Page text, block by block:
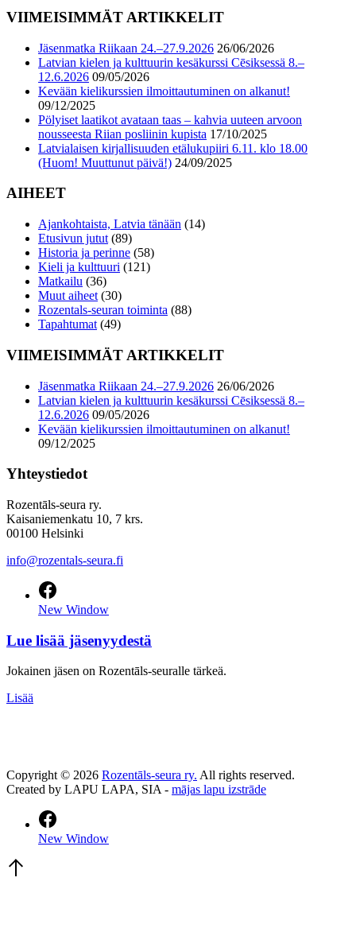
VIIMEISIMMÄT ARTIKKELIT
Jäsenmatka Riikaan 24.–27.9.2026 26/06/2026
Latvian kielen ja kulttuurin kesäkurssi Cēsiksessä 8.–
12.6.2026 09/05/2026
Kevään kielikurssien ilmoittautuminen on alkanut!
09/12/2025
Pölyiset laatikot avataan taas – kahvia uuteen arvoon
nousseesta Riian posliinin kupista 17/10/2025
Latvialaisen kirjallisuuden etälukupiiri 6.11. klo 18.00
(Huom! Muuttunut päivä!) 24/09/2025
AIHEET
Ajankohtaista, Latvia tänään (14)
Etusivun jutut (89)
Historia ja perinne (58)
Kieli ja kulttuuri (121)
Matkailu (36)
Muut aiheet (30)
Rozentals-seuran toiminta (88)
Tapahtumat (49)
VIIMEISIMMÄT ARTIKKELIT
Jäsenmatka Riikaan 24.–27.9.2026 26/06/2026
Latvian kielen ja kulttuurin kesäkurssi Cēsiksessä 8.–
12.6.2026 09/05/2026
Kevään kielikurssien ilmoittautuminen on alkanut!
09/12/2025
Yhteystiedot
Rozentāls-seura ry.
Kaisaniemenkatu 10, 7 krs.
00100 Helsinki
info@rozentals-seura.fi
New Window
Lue lisää jäsenyydestä
Jokainen jäsen on Rozentāls-seuralle tärkeä.
Lisää
Copyright © 2026 Rozentāls-seura ry. All rights reserved.
Created by LAPU LAPA, SIA - mājas lapu izstrāde
New Window